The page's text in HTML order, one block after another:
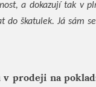
a dokazují tak v
do škatulek. Já sám
v prodeji na